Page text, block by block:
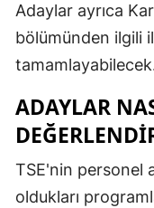
Adaylar ayrıca
bölümünden ilgili
ADAYLAR
TSE'nin personel
oldukları